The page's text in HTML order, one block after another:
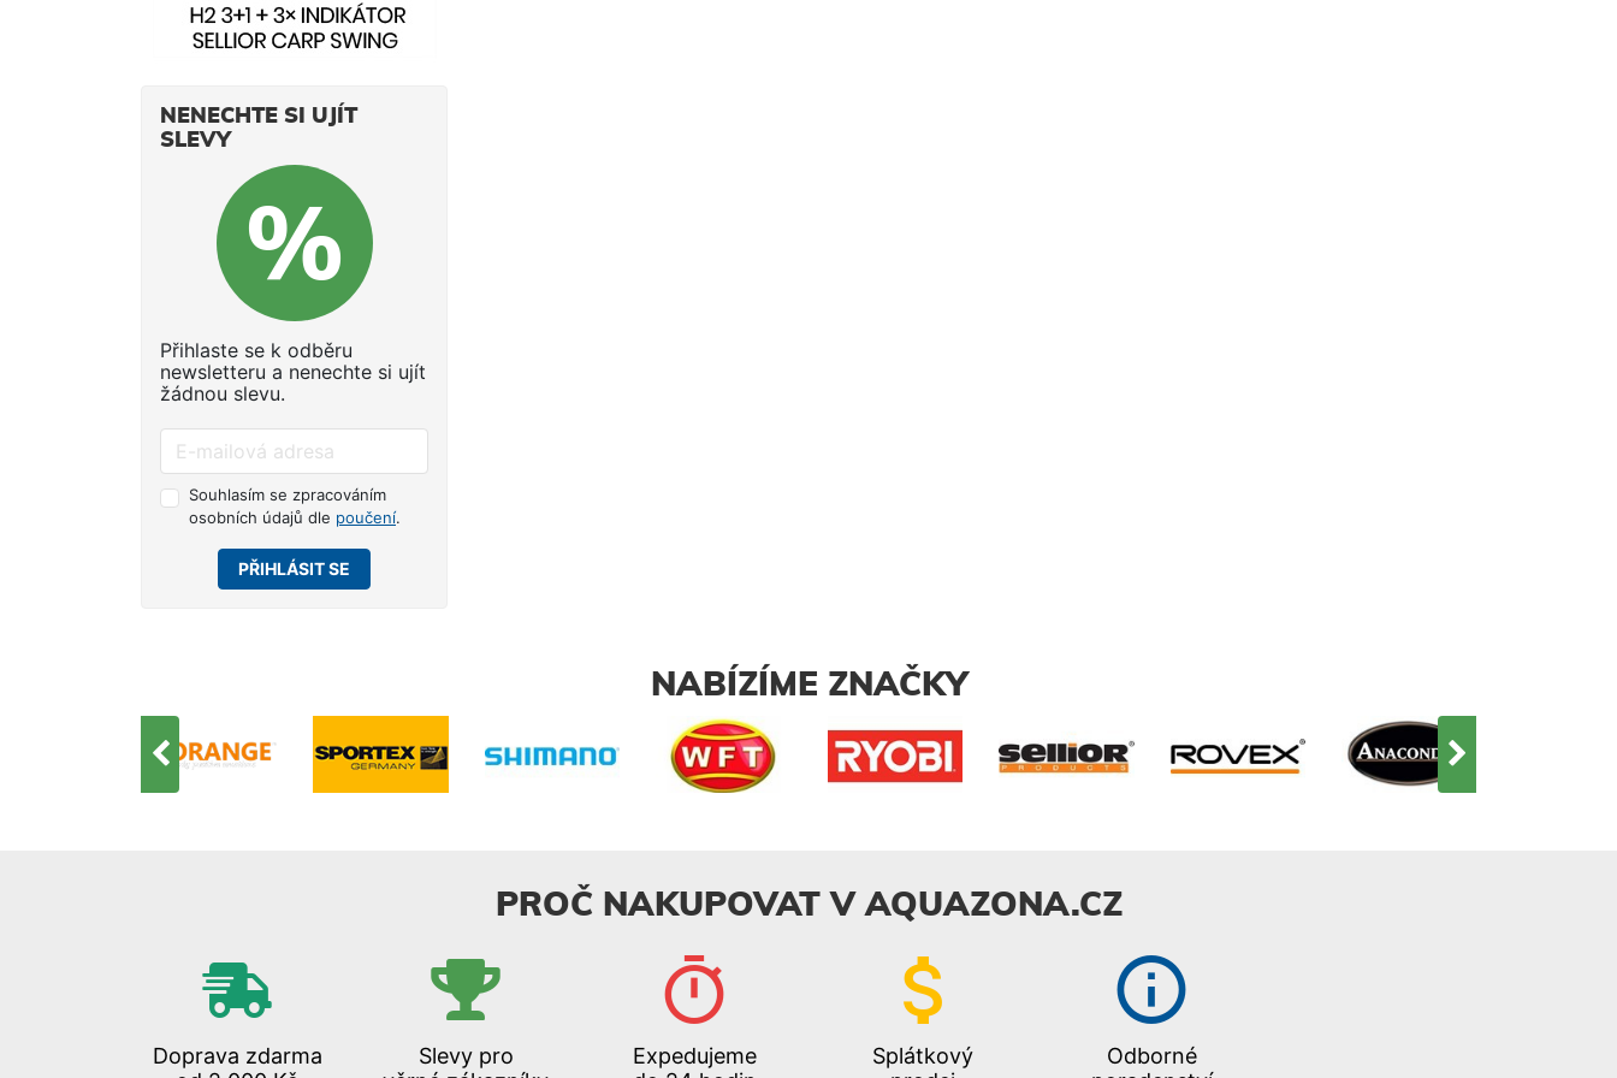
NENECHTE SI UJÍT
SLEVY
Přihlaste se k odběru
newsletteru a nenechte si ujít
žádnou slevu.
Souhlasím se zpracováním
osobních údajů dle poučení.
PŘIHLÁSIT SE
NABÍZÍME ZNAČKY
PROČ NAKUPOVAT V AQUAZONA.CZ
Doprava zdarma
Slevy pro
Expedujeme
Splátkový
Odborné